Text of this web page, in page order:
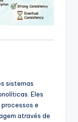
sistemas
Eles
e
através de